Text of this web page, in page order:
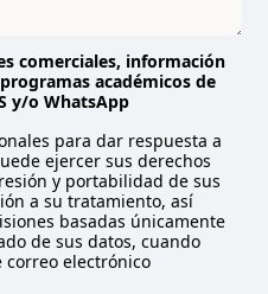
comerciales, información
académicos de
y/o WhatsApp
para dar respuesta a
ejercer sus derechos
y portabilidad de sus
a su tratamiento, así
basadas únicamente
de sus datos, cuando
correo electrónico